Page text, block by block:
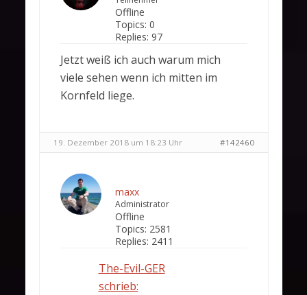
Offline
Topics: 0
Replies: 97
Jetzt weiß ich auch warum mich
viele sehen wenn ich mitten im
Kornfeld liege.
19. Dezember 2018 um 18:23 Uhr #142460
maxx
Administrator
Offline
Topics: 2581
Replies: 2411
The-Evil-GER
schrieb: